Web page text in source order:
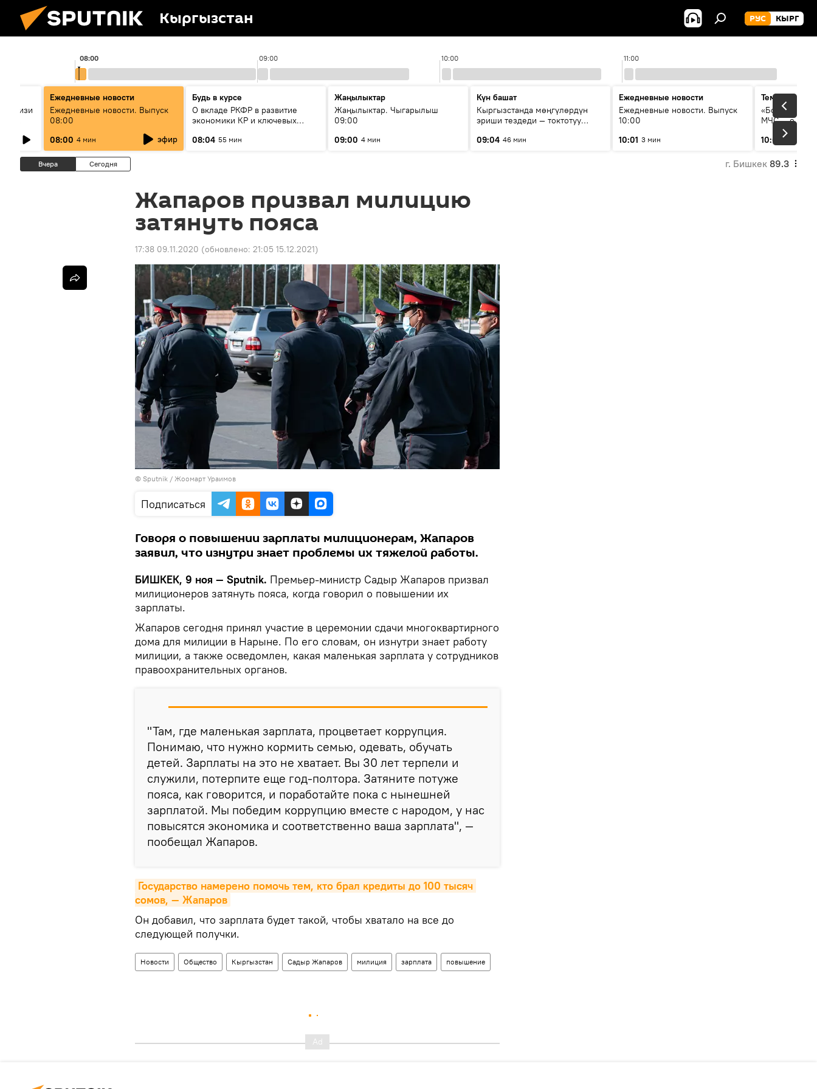
Кыргызстан РУС КЫРГ
09:00 10:00 11:00
08:00
изи
Ежедневные новости
Ежедневные новости. Выпуск
08:00
08:00 4 мин эфир
Будь в курсе
О вкладе РКФР в развитие
экономики КР и ключевых
08:04 55 мин
Жаңылыктар
Жаңылыктар. Чыгарылыш
09:00
09:00 4 мин
Күн башат
Кыргызстанда мөңгүлөрдүн
эриши тездеди — токтотуу
09:04 46 мин
Ежедневные новости
Ежедневные новости. Выпуск
10:00
10:01 3 мин
Тема дня
«Более 1200
МЧС — о
системе
населения
10:04
Вчера Сегодня г. Бишкек 89.3
Жапаров призвал милицию
затянуть пояса
17:38 09.11.2020 (обновлено: 21:05 15.12.2021)
© Sputnik / Жоомарт Ураимов
Подписаться
Говоря о повышении зарплаты милиционерам, Жапаров
заявил, что изнутри знает проблемы их тяжелой работы.
БИШКЕК, 9 ноя — Sputnik. Премьер-министр Садыр Жапаров призвал
милиционеров затянуть пояса, когда говорил о повышении их
зарплаты.
Жапаров сегодня принял участие в церемонии сдачи многоквартирного
дома для милиции в Нарыне. По его словам, он изнутри знает работу
милиции, а также осведомлен, какая маленькая зарплата у сотрудников
правоохранительных органов.
"Там, где маленькая зарплата, процветает коррупция.
Понимаю, что нужно кормить семью, одевать, обучать
детей. Зарплаты на это не хватает. Вы 30 лет терпели и
служили, потерпите еще год-полтора. Затяните потуже
пояса, как говорится, и поработайте пока с нынешней
зарплатой. Мы победим коррупцию вместе с народом, у нас
повысятся экономика и соответственно ваша зарплата", —
пообещал Жапаров.
Государство намерено помочь тем, кто брал кредиты до 100 тысяч
сомов, — Жапаров
Он добавил, что зарплата будет такой, чтобы хватало на все до
следующей получки.
Новости Общество Кыргызстан Садыр Жапаров милиция зарплата повышение